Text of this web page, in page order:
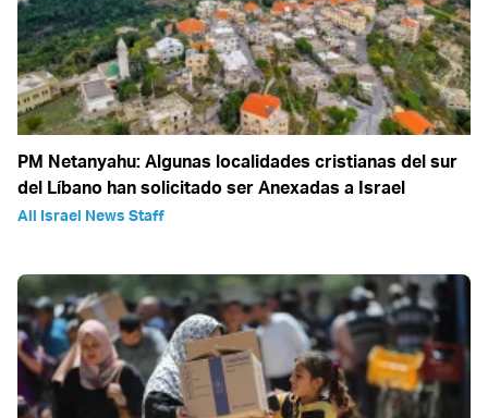
PM Netanyahu: Algunas localidades cristianas del sur
del Líbano han solicitado ser Anexadas a Israel
All Israel News Staff